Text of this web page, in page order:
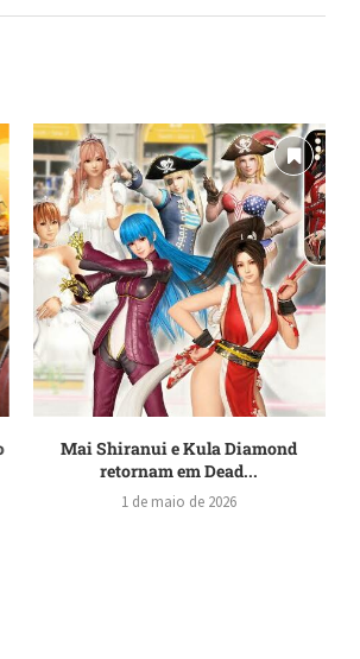
Mai Shiranui e Kula Diamond
retornam em Dead...
1 de maio de 2026